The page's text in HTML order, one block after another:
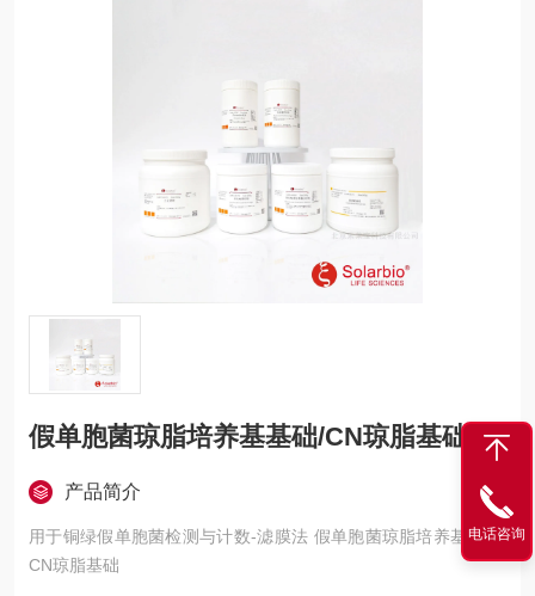
假单胞菌琼脂培养基基础/CN琼脂基础
产品简介
用于铜绿假单胞菌检测与计数-滤膜法 假单胞菌琼脂培养基基础/
CN琼脂基础
电话咨询